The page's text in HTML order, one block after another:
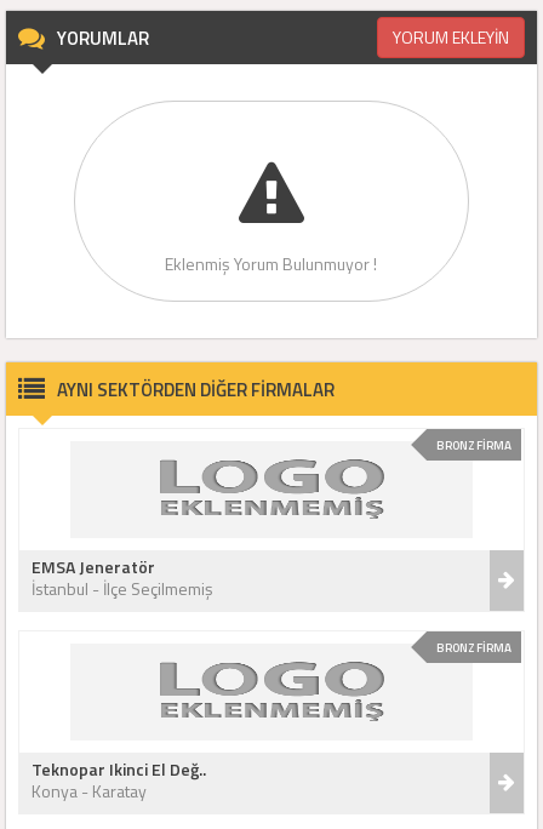
YORUMLAR YORUM EKLEYİN
Eklenmiş Yorum Bulunmuyor !
AYNI SEKTÖRDEN DİĞER FİRMALAR
BRONZ FİRMA
EMSA Jeneratör
İstanbul - İlçe Seçilmemiş
BRONZ FİRMA
Teknopar Ikinci El Değ..
Konya - Karatay